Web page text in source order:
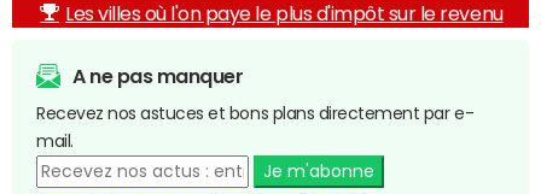
Les villes où l'on paye le plus d'impôt sur le revenu
A ne pas manquer
Recevez nos astuces et bons plans directement par e-
mail.
Je m'abonne